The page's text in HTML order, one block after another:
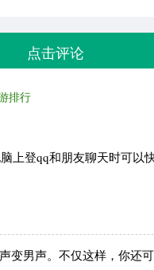
点击评论
排行
上登qq和朋友聊天时可以
变男声。不仅这样，你还